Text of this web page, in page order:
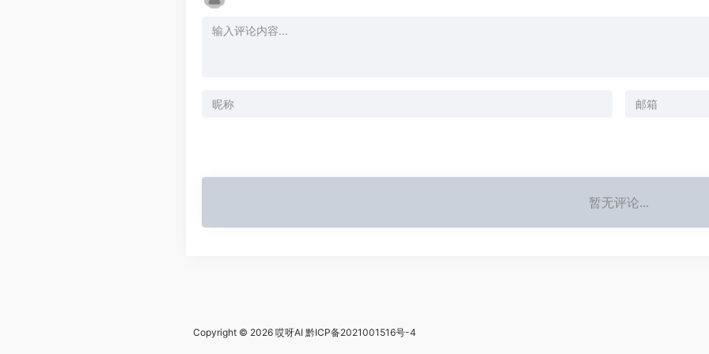
暂无评论...
Copyright © 2026 哎呀AI 黔ICP备2021001516号-4